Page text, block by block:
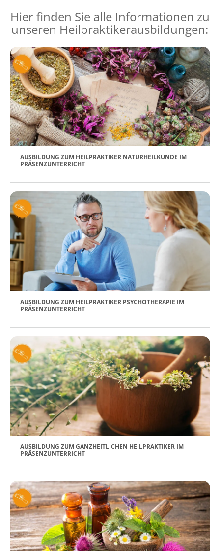
Hier finden Sie alle Informationen zu
unseren Heilpraktikerausbildungen:
AUSBILDUNG ZUM HEILPRAKTIKER NATURHEILKUNDE IM
PRÄSENZUNTERRICHT
AUSBILDUNG ZUM HEILPRAKTIKER PSYCHOTHERAPIE IM
PRÄSENZUNTERRICHT
AUSBILDUNG ZUM GANZHEITLICHEN HEILPRAKTIKER IM
PRÄSENZUNTERRICHT